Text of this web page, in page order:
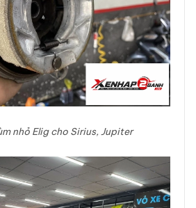
nhỏ Elig cho Sirius, Jupiter